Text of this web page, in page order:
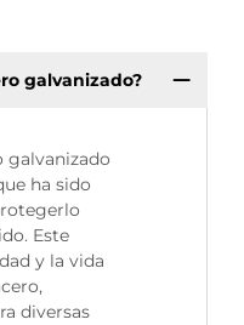
galvanizado?
galvanizado
ha sido
Este
y la vida
diversas